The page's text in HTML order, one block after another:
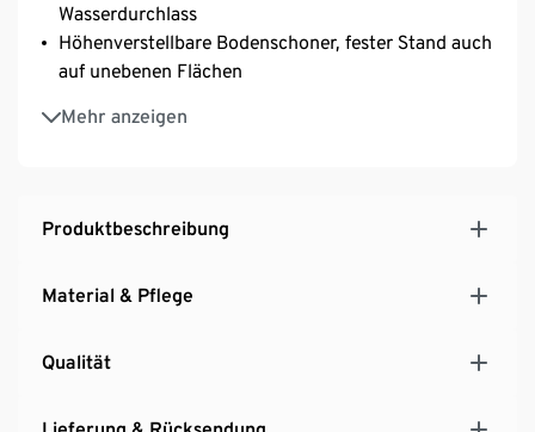
Wasserdurchlass
Höhenverstellbare Bodenschoner, fester Stand auch
auf unebenen Flächen
Mehr anzeigen
Inkl. Wandbefestigung und Geländerhalterung
Aus Massivholz, lasiert
Produktbeschreibung
Material & Pflege
Qualität